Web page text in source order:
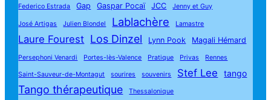
Federico Estrada Gap Gaspar Pocaï JCC Jenny et Guy
José Artigas Julien Blondel Lablachère Lamastre
Laure Fourest Los Dinzel Lynn Pook Magali Hémard
Persephoni Venardi Portes-lès-Valence Pratique Privas Rennes
Saint-Sauveur-de-Montagut sourires souvenirs Stef Lee tango
Tango thérapeutique Thessalonique